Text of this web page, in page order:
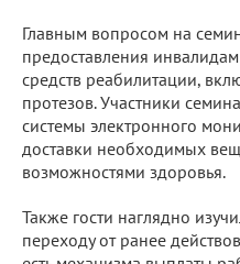
Главным вопросом на
предоставления
средств реабилитации,
протезов. Участники
системы электронного
доставки необходимых
возможностями здоровья.
Также гости наглядно
переходу от ранее